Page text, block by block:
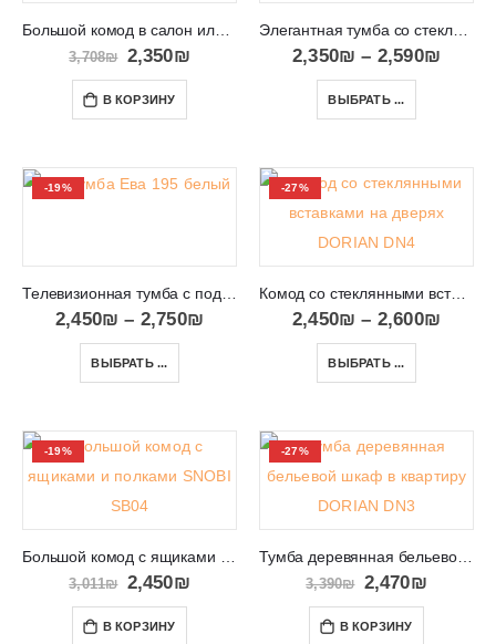
Большой комод в салон или спальню TOSCANIA 4
3,708₪ 2,350₪
В КОРЗИНУ
Элегантная тумба со стеклянными дверцами SNOBI SB05
2,350₪ – 2,590₪
ВЫБРАТЬ ...
-19%
2,450₪ – 2,750₪
ВЫБРАТЬ ...
-27%
Комод со стеклянными вставками на дверях DORIAN DN4
2,450₪ – 2,600₪
ВЫБРАТЬ ...
-19%
3,011₪ 2,450₪
В КОРЗИНУ
-27%
Тумба деревянная бельевой шкаф в квартиру DORIAN DN3
3,390₪ 2,470₪
В КОРЗИНУ